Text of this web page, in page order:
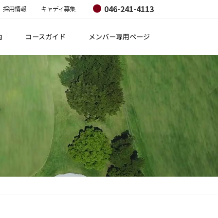
採用情報 キャディ募集 046-241-4113
コースガイド メンバー専用ページ